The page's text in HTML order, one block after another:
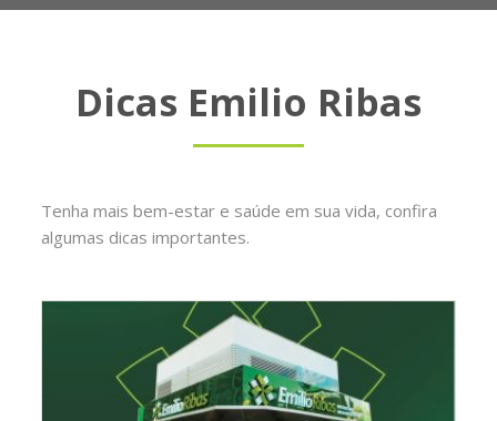
Dicas Emilio Ribas
Tenha mais bem-estar e saúde em sua vida, confira
algumas dicas importantes.